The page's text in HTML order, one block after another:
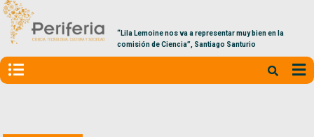
“Lila Lemoine nos va a representar muy bien en la
comisión de Ciencia”, Santiago Santurio